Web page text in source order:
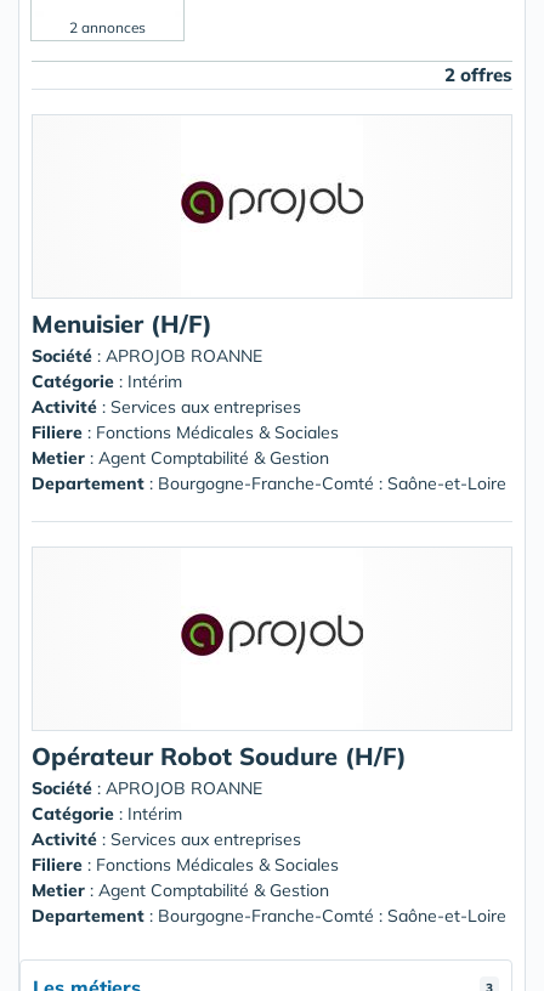
2 annonces
2 offres
Menuisier (H/F)
Société : APROJOB ROANNE
Catégorie : Intérim
Activité : Services aux entreprises
Filiere : Fonctions Médicales & Sociales
Metier : Agent Comptabilité & Gestion
Departement : Bourgogne-Franche-Comté : Saône-et-Loire
Opérateur Robot Soudure (H/F)
Société : APROJOB ROANNE
Catégorie : Intérim
Activité : Services aux entreprises
Filiere : Fonctions Médicales & Sociales
Metier : Agent Comptabilité & Gestion
Departement : Bourgogne-Franche-Comté : Saône-et-Loire